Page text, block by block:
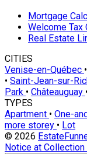
Mortgage
Welcome Tax
Real Estate
CITIES
Venise-en-Québec •
• Saint-Jean-sur-
Park • Châteauguay •
TYPES
Apartment • One-
more storey • Lot
© 2026
Notice at Collection